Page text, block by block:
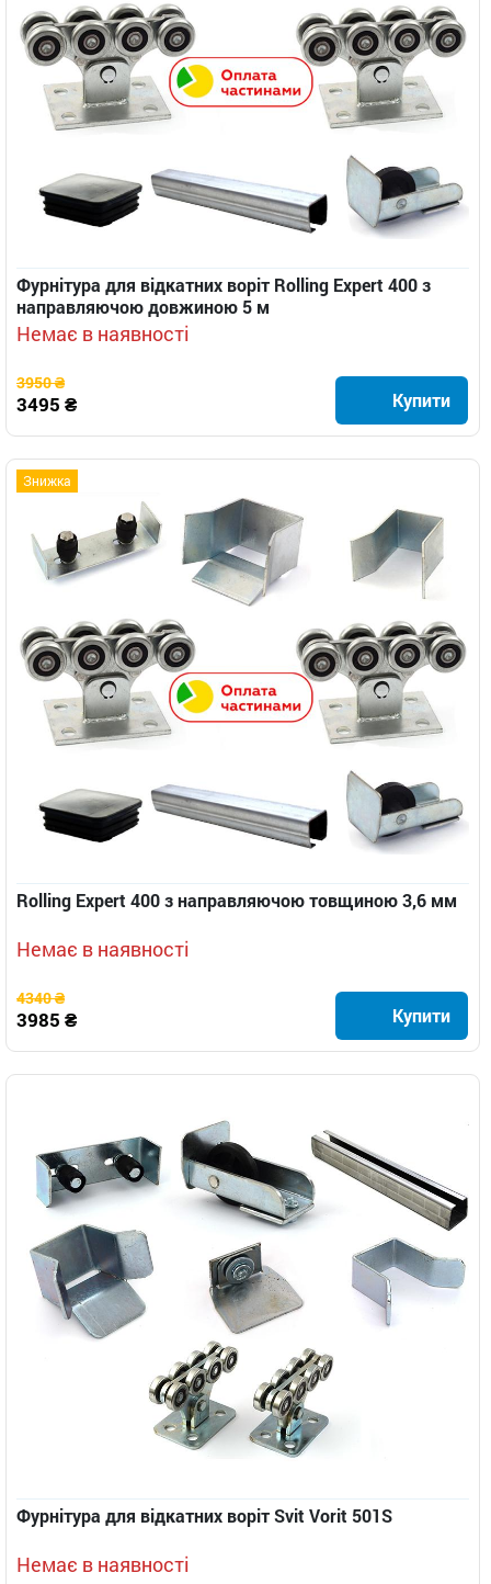
Фурнітура для відкатних воріт Rolling Expert 400 з
направляючою довжиною 5 м
Немає в наявності
3950 ₴
3495 ₴ Купити
Знижка
Rolling Expert 400 з направляючою товщиною 3,6 мм
Немає в наявності
4340 ₴
3985 ₴ Купити
Фурнітура для відкатних воріт Svit Vorit 501S
Немає в наявності